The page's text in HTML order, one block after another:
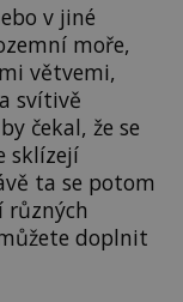
v jiné
moře,
větvemi,
svítivě
čekal, že se
sklízejí
ta se potom
různých
doplnit